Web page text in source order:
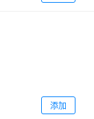
添加